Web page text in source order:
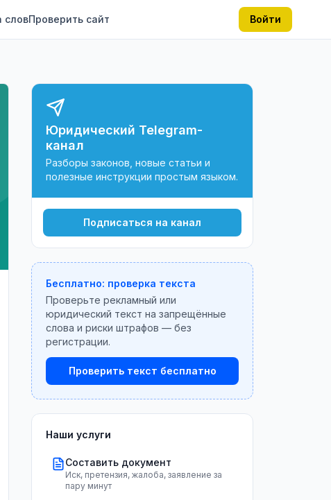
словПроверить сайт Войти
Юридический Telegram-
канал
Разборы законов, новые статьи и
полезные инструкции простым языком.
Подписаться на канал
Бесплатно: проверка текста
Проверьте рекламный или
юридический текст на запрещённые
слова и риски штрафов — без
регистрации.
Проверить текст бесплатно
Наши услуги
Составить документ
Иск, претензия, жалоба, заявление за
пару минут